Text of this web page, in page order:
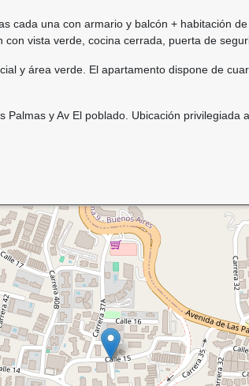
cada una con armario y balcón + habitación
vista verde, cocina cerrada, puerta de
y área verde. El apartamento dispone de
y Av El poblado. Ubicación